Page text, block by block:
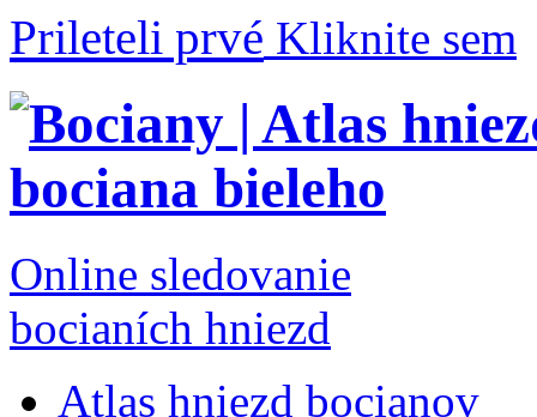
Prileteli prvé Kliknite sem
Online sledovanie
bocianích hniezd
Atlas hniezd bocianov